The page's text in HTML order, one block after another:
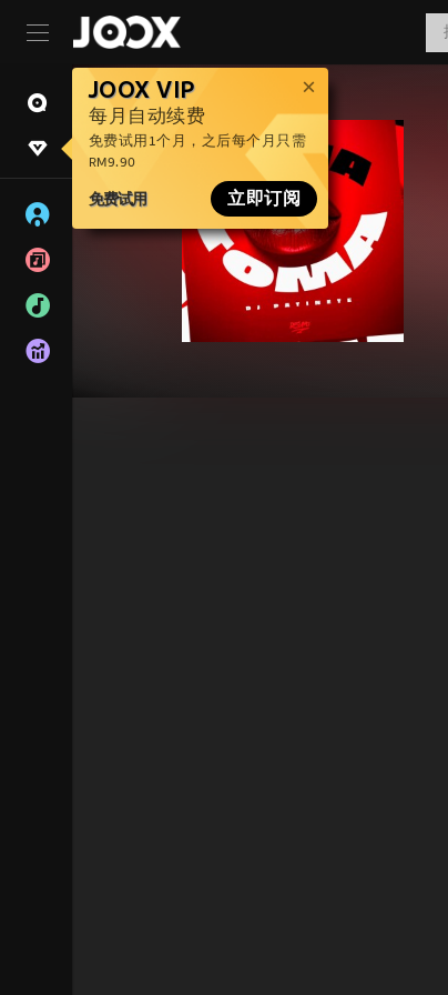
JOOX VIP
每月自动续费
免费试用1个月，之后每个月只需
RM9.90
免费试用 立即订阅